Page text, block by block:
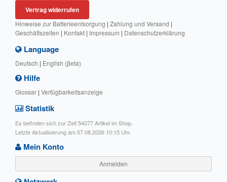
Vertrag widerrufen
Hinweise zur Batterieentsorgung | Zahlung und Versand |
Geschäftszeiten | Kontakt | Impressum | Datenschutzerklärung
Language
Deutsch | English (βeta)
Hilfe
Glossar | Verfügbarkeitsanzeige
Statistik
Es befinden sich zur Zeit 54077 Artikel im Shop.
Letzte Aktualisierung am 07.08.2026 10:15 Uhr.
Mein Konto
Anmelden